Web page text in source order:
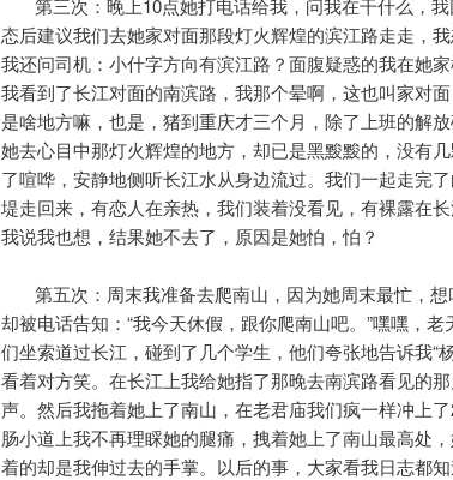
态后建议我们去她家对面那段灯火辉煌的滨江路走走，
我还问司机：小什字方向有滨江路？面腹疑惑的我在她
我看到了长江对面的南滨路，我那个晕啊，这也叫家对
是啥地方嘛，也是，猪到重庆才三个月，除了上班的解
她去心目中那灯火辉煌的地方，却已是黑黢黢的，没有
了喧哗，安静地侧听长江水从身边流过。我们一起走完
堤走回来，有恋人在亲热，我们装着没看见，有裸露在
我说我也想，结果她不去了，原因是她怕，怕？
第五次：周末我准备去爬南山，因为她周末最忙，想
却被电话告知：“我今天休假，跟你爬南山吧。”嘿嘿，
们坐索道过长江，碰到了几个学生，他们夸张地告诉我“
看着对方笑。在长江上我给她指了那晚去南滨路看见的
声。然后我拖着她上了南山，在老君庙我们疯一样冲上
肠小道上我不再理睬她的腿痛，拽着她上了南山最高处
着的却是我伸过去的手掌。以后的事，大家看我日志都